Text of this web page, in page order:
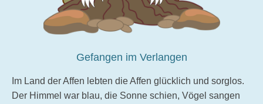
Gefangen im Verlangen
Im Land der Affen lebten die Affen glücklich und sorglos.
Der Himmel war blau, die Sonne schien, Vögel sangen